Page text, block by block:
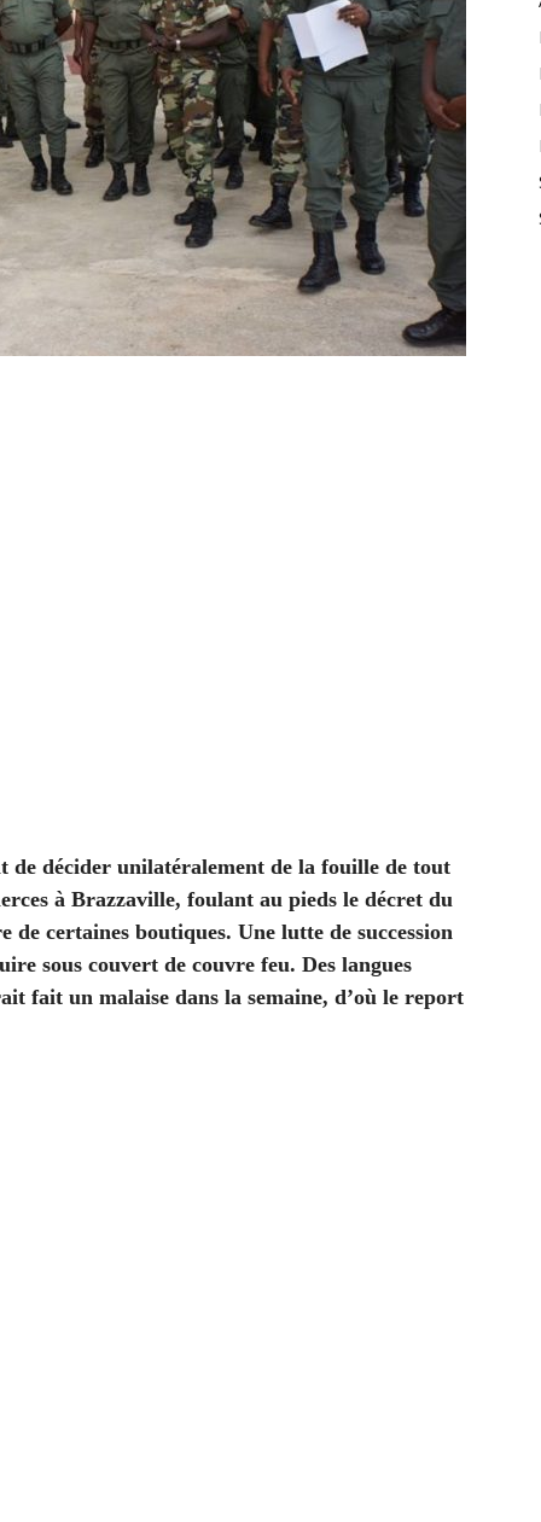
de décider unilatéralement de la fouille de tout
à Brazzaville, foulant au pieds le décret du
certaines boutiques. Une lutte de succession
sous couvert de couvre feu. Des langues
fait un malaise dans la semaine, d’où le report